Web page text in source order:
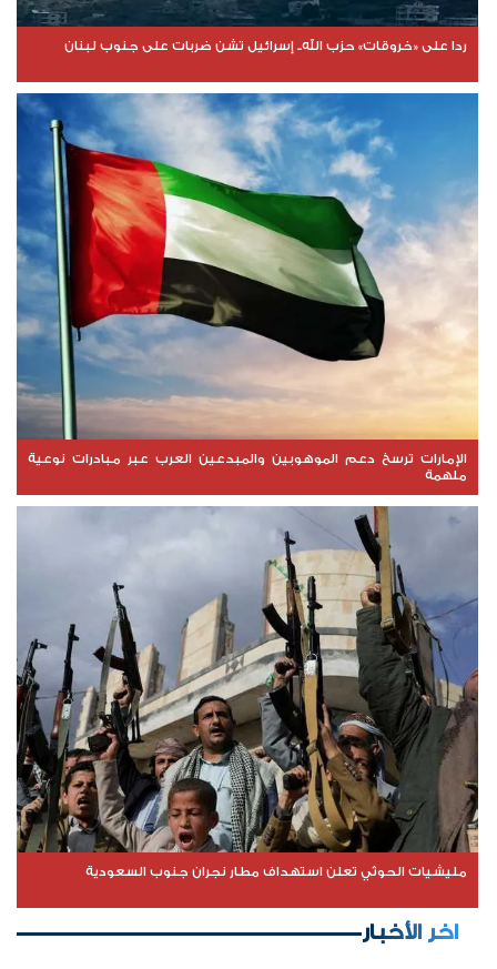
ردا على «خروقات» حزب الله.. إسرائيل تشن ضربات على جنوب لبنان
الإمارات ترسخ دعم الموهوبين والمبدعين العرب عبر مبادرات نوعية
ملهمة
مليشيات الحوثي تعلن استهداف مطار نجران جنوب السعودية
اخر الأخبار